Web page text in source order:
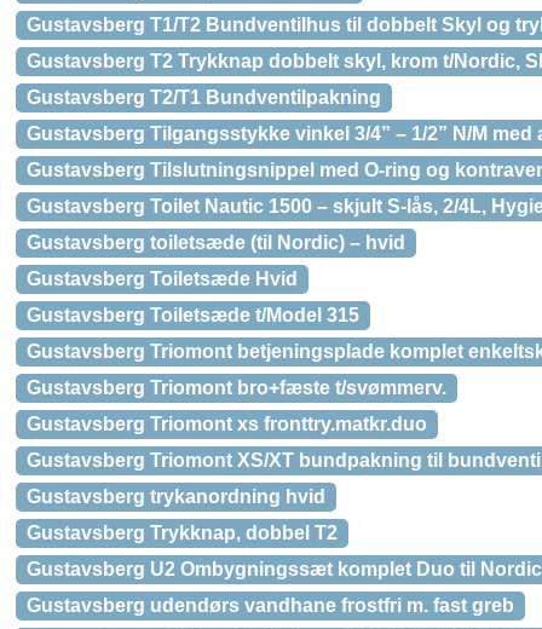
Gustavsberg T1/T2 Bundventilhus til dobbelt Skyl og
Gustavsberg T2 Trykknap dobbelt skyl, krom t/Nordic,
Gustavsberg T2/T1 Bundventilpakning
Gustavsberg Tilgangsstykke vinkel 3/4” – 1/2” N/M
Gustavsberg Tilslutningsnippel med O-ring og
Gustavsberg Toilet Nautic 1500 – skjult S-lås, 2/4L,
Gustavsberg toiletsæde (til Nordic) – hvid
Gustavsberg Toiletsæde Hvid
Gustavsberg Toiletsæde t/Model 315
Gustavsberg Triomont betjeningsplade komplet
Gustavsberg Triomont bro+fæste t/svømmerv.
Gustavsberg Triomont xs fronttry.matkr.duo
Gustavsberg Triomont XS/XT bundpakning til
Gustavsberg trykanordning hvid
Gustavsberg Trykknap, dobbel T2
Gustavsberg U2 Ombygningssæt komplet Duo til Nordic
Gustavsberg udendørs vandhane frostfri m. fast greb